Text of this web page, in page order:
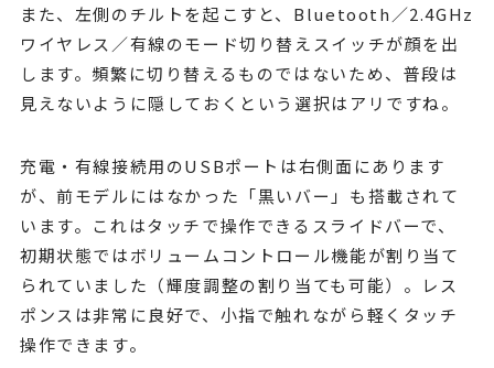
また、左側のチルトを起こすと、Bluetooth／2.4GHz
ワイヤレス／有線のモード切り替えスイッチが顔を出
します。頻繁に切り替えるものではないため、普段は
見えないように隠しておくという選択はアリですね。
充電・有線接続用のUSBポートは右側面にあります
が、前モデルにはなかった「黒いバー」も搭載されて
います。これはタッチで操作できるスライドバーで、
初期状態ではボリュームコントロール機能が割り当て
られていました（輝度調整の割り当ても可能）。レス
ポンスは非常に良好で、小指で触れながら軽くタッチ
操作できます。